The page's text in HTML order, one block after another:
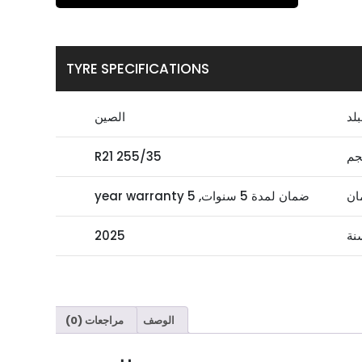
TYRE SPECIFICATIONS
الصين
255/35 R21
ضمان لمدة 5 سنوات, 5 year warranty
2025
الوصف مراجعات (0)